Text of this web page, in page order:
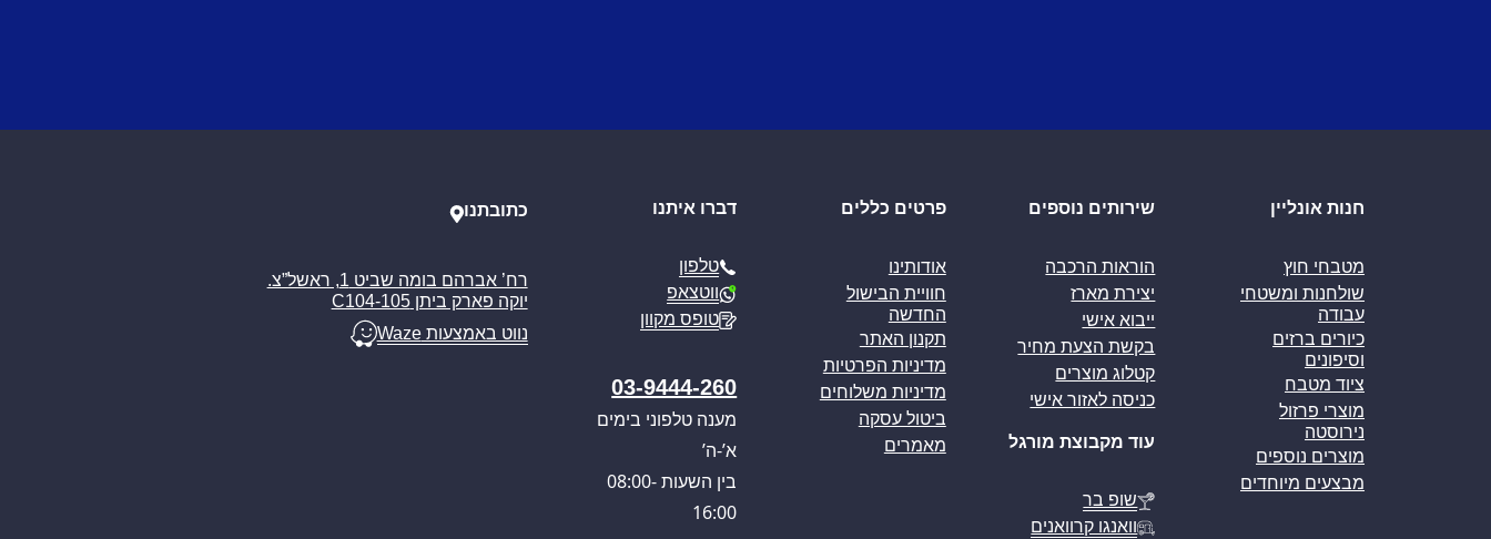
חנות אונליין
מטבחי חוץ
שולחנות ומשטחי
עבודה
כיורים ברזים
וסיפונים
ציוד מטבח
מוצרי פרזול
נירוסטה
מוצרים נוספים
מבצעים מיוחדים
שירותים נוספים
הוראות הרכבה
יצירת מארז
ייבוא אישי
בקשת הצעת מחיר
קטלוג מוצרים
כניסה לאזור אישי
עוד מקבוצת מורגל
שופ בר
וואנגו קרוואנים
פרטים כללים
אודותינו
חוויית הבישול
החדשה
תקנון האתר
מדיניות הפרטיות
מדיניות משלוחים
ביטול עסקה
מאמרים
דברו איתנו
טלפון
ווטצאפ
טופס מקוון
03-9444-260
מענה טלפוני בימים
א’-ה’
בין השעות 08:00-
16:00
כתובתנו
רח’ אברהם בומה שביט 1, ראשל”צ.
יוקה פארק ביתן C104-105
נווט באמצעות Waze